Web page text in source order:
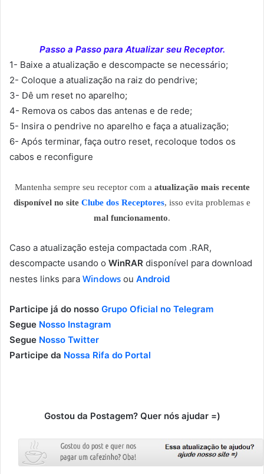
Passo a Passo para Atualizar seu Receptor.
1- Baixe a atualização e descompacte se necessário;
2- Coloque a atualização na raiz do pendrive;
3- Dê um reset no aparelho;
4- Remova os cabos das antenas e de rede;
5- Insira o pendrive no aparelho e faça a atualização;
6- Após terminar, faça outro reset, recoloque todos os
cabos e reconfigure
Mantenha sempre seu receptor com a atualização mais recente
disponível no site Clube dos Receptores, isso evita problemas e
mal funcionamento.
Caso a atualização esteja compactada com .RAR,
descompacte usando o WinRAR disponível para download
nestes links para Windows ou Android
Participe já do nosso Grupo Oficial no Telegram
Segue Nosso Instagram
Segue Nosso Twitter
Participe da Nossa Rifa do Portal
Gostou da Postagem? Quer nós ajudar =)